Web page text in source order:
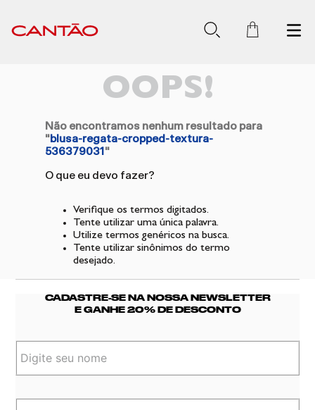
OOPS!
Não encontramos nenhum resultado para
"blusa-regata-cropped-textura-
536379031 "
O que eu devo fazer?
Verifique os termos digitados.
Tente utilizar uma única palavra.
Utilize termos genéricos na busca.
Tente utilizar sinônimos do termo
desejado.
CADASTRE-SE NA NOSSA NEWSLETTER
E GANHE 20% DE DESCONTO